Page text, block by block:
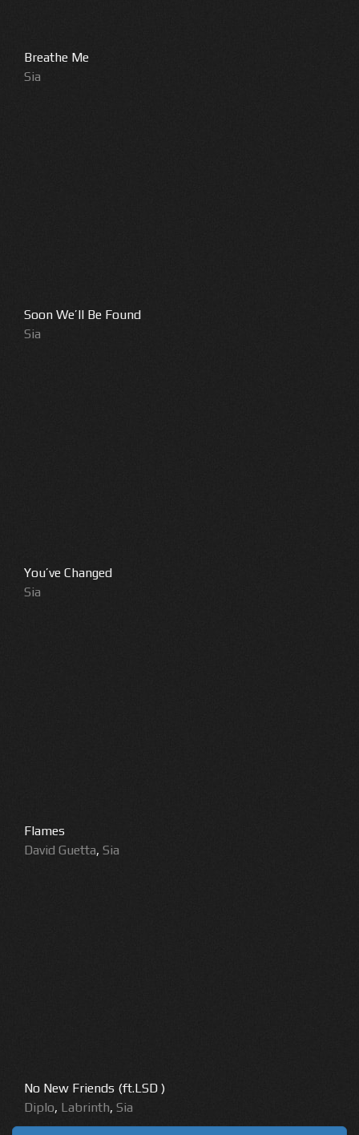
Breathe Me
Sia
Soon We’ll Be Found
Sia
You’ve Changed
Sia
Flames
David Guetta, Sia
No New Friends (ft.LSD )
Diplo, Labrinth, Sia